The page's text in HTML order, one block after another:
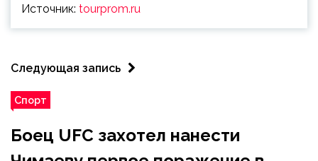
Источник: tourprom.ru
Следующая запись
Спорт
Боец UFC захотел нанести